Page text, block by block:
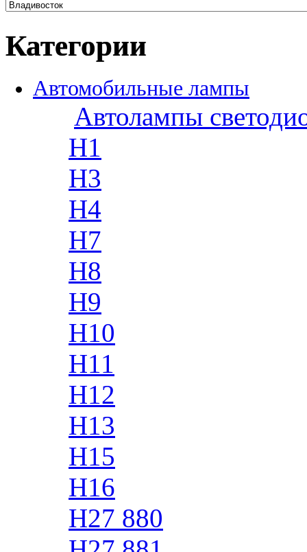
Категории
Автомобильные лампы
Автолампы
H1
H3
H4
H7
H8
H9
H10
H11
H12
H13
H15
H16
H27 880